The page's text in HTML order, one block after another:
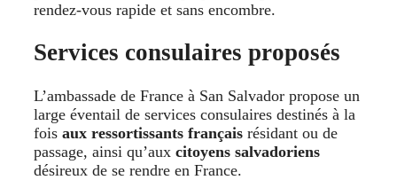
rendez-vous rapide et sans encombre.
Services consulaires proposés
L’ambassade de France à San Salvador propose un
large éventail de services consulaires destinés à la
fois aux ressortissants français résidant ou de
passage, ainsi qu’aux citoyens salvadoriens
désireux de se rendre en France.